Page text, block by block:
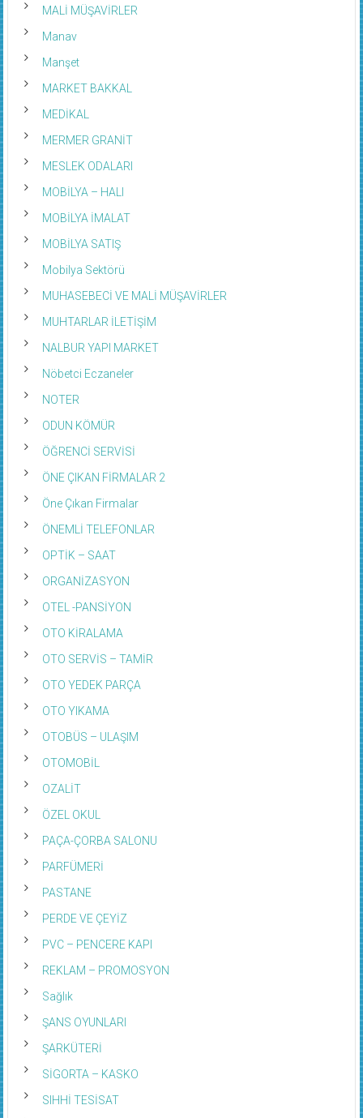
MALİ MÜŞAVİRLER
Manav
Manşet
MARKET BAKKAL
MEDİKAL
MERMER GRANİT
MESLEK ODALARI
MOBİLYA – HALI
MOBİLYA İMALAT
MOBİLYA SATIŞ
Mobilya Sektörü
MUHASEBECİ VE MALİ MÜŞAVİRLER
MUHTARLAR İLETİŞİM
NALBUR YAPI MARKET
Nöbetci Eczaneler
NOTER
ODUN KÖMÜR
ÖĞRENCİ SERVİSİ
ÖNE ÇIKAN FİRMALAR 2
Öne Çıkan Firmalar
ÖNEMLİ TELEFONLAR
OPTİK – SAAT
ORGANİZASYON
OTEL -PANSİYON
OTO KİRALAMA
OTO SERVİS – TAMİR
OTO YEDEK PARÇA
OTO YIKAMA
OTOBÜS – ULAŞIM
OTOMOBİL
OZALİT
ÖZEL OKUL
PAÇA-ÇORBA SALONU
PARFÜMERİ
PASTANE
PERDE VE ÇEYİZ
PVC – PENCERE KAPI
REKLAM – PROMOSYON
Sağlık
ŞANS OYUNLARI
ŞARKÜTERİ
SİGORTA – KASKO
SIHHİ TESİSAT